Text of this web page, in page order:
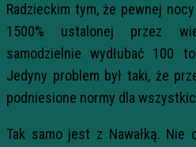
Radzieckim tym, że pewnej
1500% ustalonej przez
samodzielnie wydłubać 100
Jedyny problem był taki, że
podniesione normy dla
Tak samo jest z Nawałką. Nie